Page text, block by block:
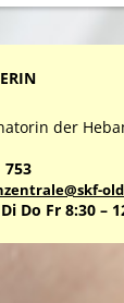
der
753
Do Fr 8:30 –